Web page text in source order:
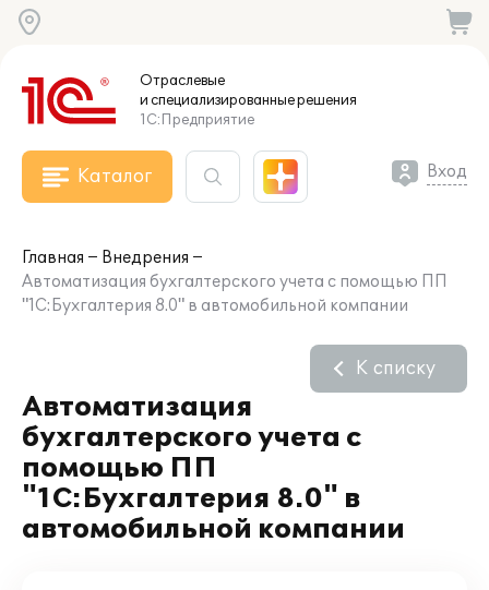
Отраслевые
и специализированныерешения
1С:Предприятие
Каталог Вход
Главная
Внедрения
Автоматизация бухгалтерского учета с помощью ПП
"1С:Бухгалтерия 8.0" в автомобильной компании
Автоматизация
бухгалтерского учета с
помощью ПП
"1С:Бухгалтерия 8.0" в
автомобильной компании
К списку